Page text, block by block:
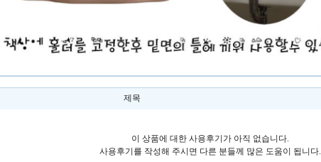
제목
이 상품에 대한 사용후기가 아직 없습니다.
사용후기를 작성해 주시면 다른 분들께 많은 도움이 됩니다.